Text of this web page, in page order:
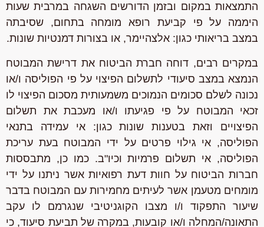
התמצאות במקום ובזמן הדורשים השגחה במרבית שעות
היממה על פי קביעת רופא מומחה בתחום, שסיבתה
במצב בריאותי כגון: אלצהיימר, או בצורות דמנטיות שונות.
במקרים רבים, דוחה חברת הביטוח את דרישת המבוטח
הנמצא במצב סיעודי לתשלום הפיצוי על פי הפוליסה ו/או
נכונה לשלם סכומים הנמוכים משמעותית מסכום הפיצוי לו
זכאי המבוטח על פי פגיעתו ו/או מעכבת את תשלום
הפיצויים וזאת בטענות שונות כגון: אי עמידה בתנאי
הפוליסה, אי גילוי פרטים על ידי המבוטח בעת עריכת
הפוליסה, אי תשלום פרמיות וכיו"ב. כמו כן, מתבססות
חברות הביטוח על חוות דעת רפואיות אשר ניתנו על ידי
מומחים מטעמן אשר לעיתים מחמירות עם המבוטח בדבר
שיעור התפקוד ו/ו מצבו הקוגניטיבי שנגרמם לו עקב
התאונה/המחלה ו/או קובעות, במקרה של תביעת סיעוד, כי